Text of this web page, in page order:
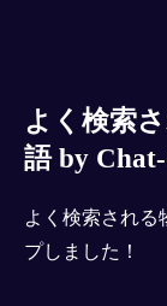
よく検索
語 by Chat-
よく検索される
プしました！